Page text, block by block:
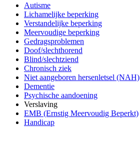
Autisme
Lichamelijke beperking
Verstandelijke beperking
Meervoudige beperking
Gedragsproblemen
Doof/slechthorend
Blind/slechtziend
Chronisch ziek
Niet aangeboren hersenletsel (NAH)
Dementie
Psychische aandoening
Verslaving
EMB (Ernstig Meervoudig Beperkt)
Handicap